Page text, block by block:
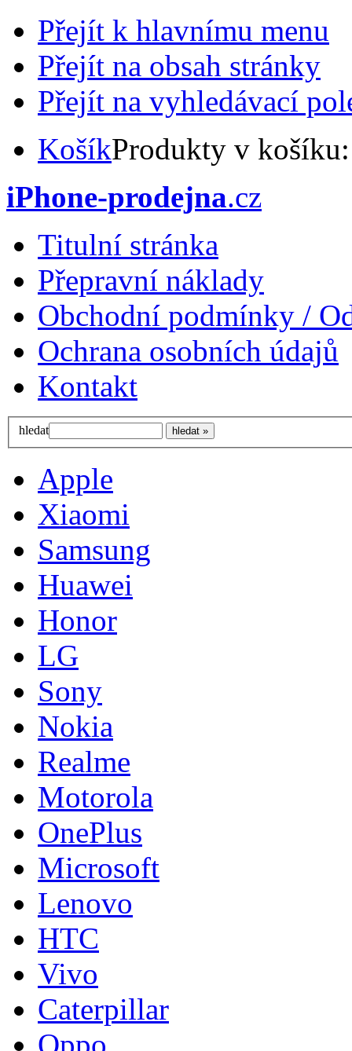
Přejít k hlavnímu menu
Přejít na obsah stránky
Přejít na vyhledávací
KošíkProdukty v
iPhone-prodejna.cz
Titulní stránka
Přepravní náklady
Obchodní podmínky /
Ochrana osobních údajů
Kontakt
hledat
Apple
Xiaomi
Samsung
Huawei
Honor
LG
Sony
Nokia
Realme
Motorola
OnePlus
Microsoft
Lenovo
HTC
Vivo
Caterpillar
Oppo